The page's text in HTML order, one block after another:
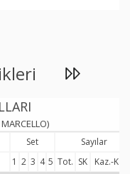
Set
Sayılar
1 2 3 4 5 Tot. SK Kaz.-Kay.